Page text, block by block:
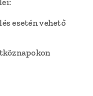
esetén vehető